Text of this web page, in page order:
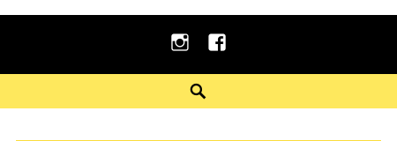
instagramfacebook